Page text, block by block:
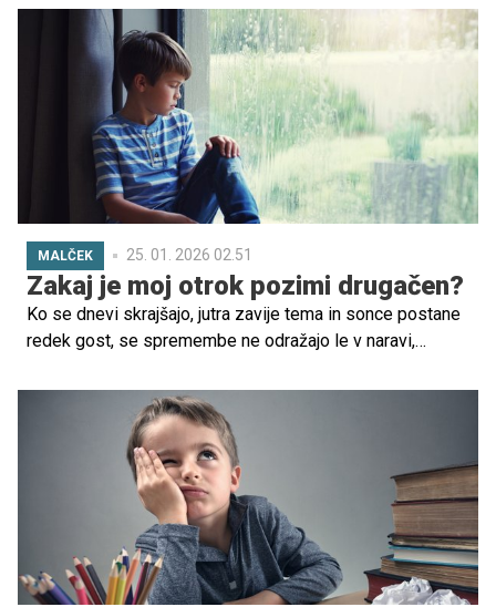
MALČEK 25. 01. 2026 02.51
Zakaj je moj otrok pozimi drugačen?
Ko se dnevi skrajšajo, jutra zavije tema in sonce postane
redek gost, se spremembe ne odražajo le v naravi,